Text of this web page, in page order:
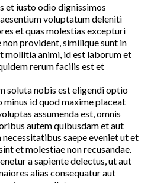
et iusto odio dignissimos
voluptatum deleniti
et quas molestias excepturi
provident, similique sunt in
mollitia animi, id est laborum et
rerum facilis est et
soluta nobis est eligendi optio
id quod maxime placeat
assumenda est, omnis
autem quibusdam et aut
saepe eveniet ut et
et molestiae non recusandae.
a sapiente delectus, ut aut
alias consequatur aut